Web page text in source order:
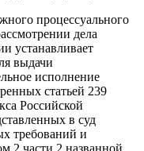
процессуального
дела
устанавливает
выдачи
исполнение
статьей 239
Российской
в суд
требований и
2 части 2 названной